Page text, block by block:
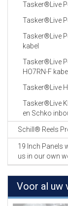
Tasker®Live
Tasker®Live
Tasker®Live
kabel
Tasker®Live
HO7RN-F kabel
Tasker®Live
Tasker®Live
en Schko
Schill® Reels
19 Inch Panels
us in our own
Voor al uw